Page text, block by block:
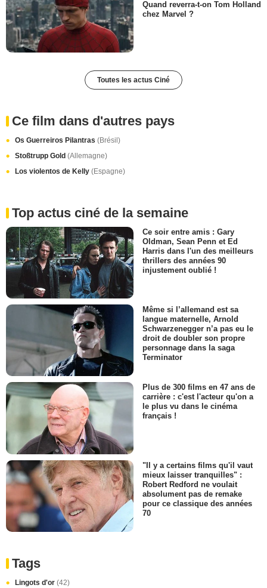
Quand reverra-t-on Tom Holland
chez Marvel ?
Toutes les actus Ciné
Ce film dans d'autres pays
Os Guerreiros Pilantras (Brésil)
Stoßtrupp Gold (Allemagne)
Los violentos de Kelly (Espagne)
Top actus ciné de la semaine
Ce soir entre amis : Gary
Oldman, Sean Penn et Ed
Harris dans l'un des meilleurs
thrillers des années 90
injustement oublié !
Même si l’allemand est sa
langue maternelle, Arnold
Schwarzenegger n’a pas eu le
droit de doubler son propre
personnage dans la saga
Terminator
Plus de 300 films en 47 ans de
carrière : c'est l'acteur qu'on a
le plus vu dans le cinéma
français !
"Il y a certains films qu'il vaut
mieux laisser tranquilles" :
Robert Redford ne voulait
absolument pas de remake
pour ce classique des années
70
Tags
Lingots d'or (42)